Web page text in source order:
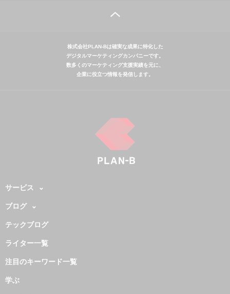
株式会社PLAN-Bは確実な成果に特化した
デジタルマーケティングカンパニーです。
数多くのマーケティング支援実績を元に、
企業に役立つ情報を発信します。
サービス
ブログ
テックブログ
ライター一覧
注目のキーワード一覧
学ぶ